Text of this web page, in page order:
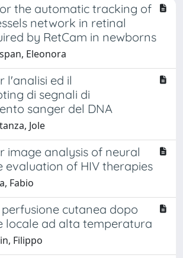
the automatic tracking of
network in retinal
by RetCam in newborns
Eleonora
l'analisi ed il
di segnali di
sanger del DNA
Jole
image analysis of neural
evaluation of HIV therapies
Fabio
cutanea dopo
locale ad alta temperatura
Filippo